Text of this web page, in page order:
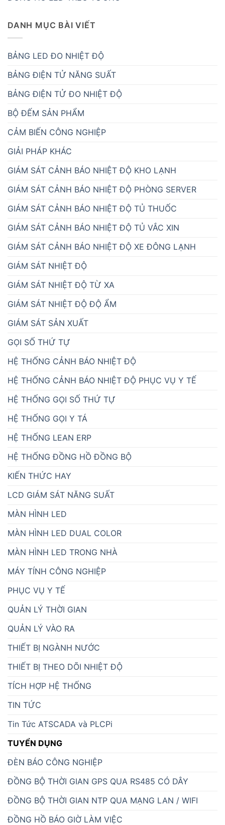
DANH MỤC BÀI VIẾT
BẢNG LED ĐO NHIỆT ĐỘ
BẢNG ĐIỆN TỬ NĂNG SUẤT
BẢNG ĐIỆN TỬ ĐO NHIỆT ĐỘ
BỘ ĐẾM SẢN PHẨM
CẢM BIẾN CÔNG NGHIỆP
GIẢI PHÁP KHÁC
GIÁM SÁT CẢNH BÁO NHIỆT ĐỘ KHO LẠNH
GIÁM SÁT CẢNH BÁO NHIỆT ĐỘ PHÒNG SERVER
GIÁM SÁT CẢNH BÁO NHIỆT ĐỘ TỦ THUỐC
GIÁM SÁT CẢNH BÁO NHIỆT ĐỘ TỦ VẮC XIN
GIÁM SÁT CẢNH BÁO NHIỆT ĐỘ XE ĐÔNG LẠNH
GIÁM SÁT NHIỆT ĐỘ
GIÁM SÁT NHIỆT ĐỘ TỪ XA
GIÁM SÁT NHIỆT ĐỘ ĐỘ ẨM
GIÁM SÁT SẢN XUẤT
GỌI SỐ THỨ TỰ
HỆ THỐNG CẢNH BÁO NHIỆT ĐỘ
HỆ THỐNG CẢNH BÁO NHIỆT ĐỘ PHỤC VỤ Y TẾ
HỆ THỐNG GỌI SỐ THỨ TỰ
HỆ THỐNG GỌI Y TÁ
HỆ THỐNG LEAN ERP
HỆ THỐNG ĐỒNG HỒ ĐỒNG BỘ
KIẾN THỨC HAY
LCD GIÁM SÁT NĂNG SUẤT
MÀN HÌNH LED
MÀN HÌNH LED DUAL COLOR
MÀN HÌNH LED TRONG NHÀ
MÁY TÍNH CÔNG NGHIỆP
PHỤC VỤ Y TẾ
QUẢN LÝ THỜI GIAN
QUẢN LÝ VÀO RA
THIẾT BỊ NGÀNH NƯỚC
THIẾT BỊ THEO DÕI NHIỆT ĐỘ
TÍCH HỢP HỆ THỐNG
TIN TỨC
Tin Tức ATSCADA và PLCPi
TUYỂN DỤNG
ĐÈN BÁO CÔNG NGHIỆP
ĐỒNG BỘ THỜI GIAN GPS QUA RS485 CÓ DÂY
ĐỒNG BỘ THỜI GIAN NTP QUA MẠNG LAN / WIFI
ĐỒNG HỒ BÁO GIỜ LÀM VIỆC